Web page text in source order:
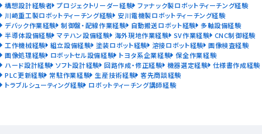
構想設計経験者 プロジェクトリーダー経験 ファナック製ロボットティーチング経験
川崎重工製ロボットティーチング経験 安川電機製ロボットティーチング経験
デバック作業経験 制御盤・配線作業経験 自動搬送ロボット経験 多軸設備経験
半導体設備経験 マテハン設備経験 海外現地作業経験 SV作業経験 CNC制御経験
工作機械経験 組立設備経験 塗装ロボット経験 溶接ロボット経験 画像検査経験
画像処理経験 ロボットセル設備経験 トヨタ系企業経験 保全作業経験
ハード設計経験 ソフト設計経験 回路作成・修正経験 機器選定経験 仕様書作成経験
PLC更新経験 常駐作業経験 生産技術経験 客先商談経験
トラブルシューティング経験 ロボットティーチング講師経験